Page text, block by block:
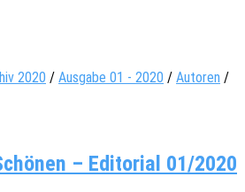
2020 / Ausgabe 01 - 2020 / Autoren /
– Editorial 01/2020